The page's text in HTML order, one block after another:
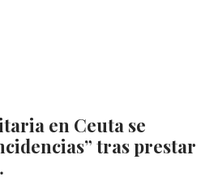
en Ceuta se
tras prestar